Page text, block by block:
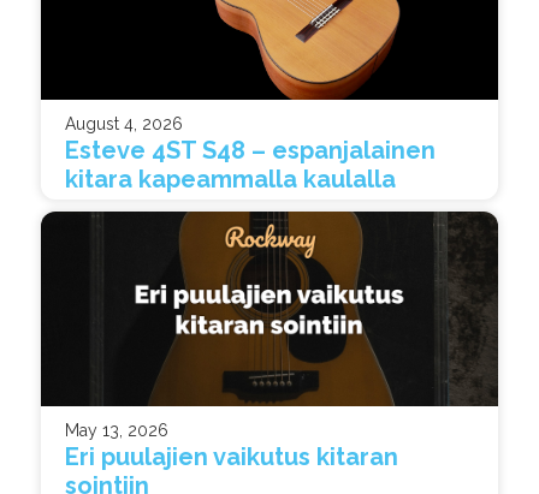
August 4, 2026
Esteve 4ST S48 – espanjalainen
kitara kapeammalla kaulalla
May 13, 2026
Eri puulajien vaikutus kitaran
sointiin